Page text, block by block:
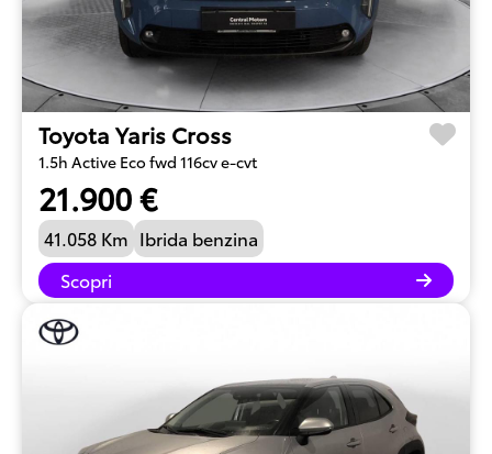
Toyota Yaris Cross
1.5h Active Eco fwd 116cv e-cvt
21.900 €
41.058 Km Ibrida benzina
Scopri